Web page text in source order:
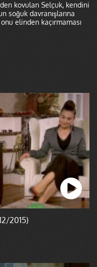
kovulan Selçuk, kendini
soğuk davranışlarına
elinden kaçırmaması
2015)